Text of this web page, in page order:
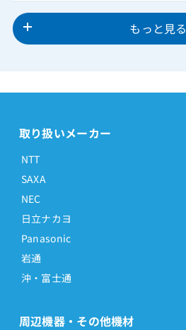
もっと見る
取り扱いメーカー
NTT
SAXA
NEC
日立ナカヨ
Panasonic
岩通
沖・富士通
周辺機器・その他機材